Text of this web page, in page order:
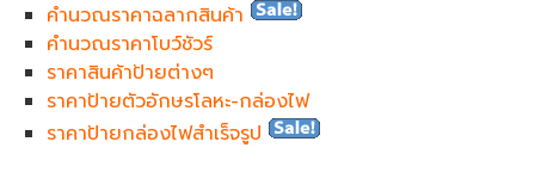
คำนวณราคาฉลากสินค้า
คำนวณราคาโบว์ชัวร์
ราคาสินค้าป้ายต่างๆ
ราคาป้ายตัวอักษรโลหะ-กล่องไฟ
ราคาป้ายกล่องไฟสำเร็จรูป